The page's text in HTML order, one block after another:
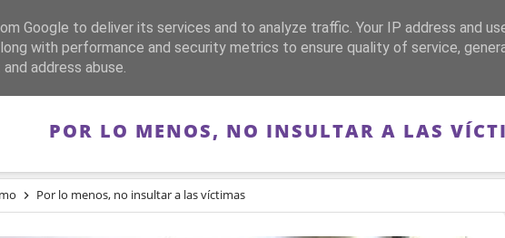
REPÚBLICA FRANQUISMO GUERRA DE ESPAÑA MEMORIA
POR LO MENOS, NO INSULTAR A LAS
Por lo menos, no insultar a las víctimas
Google to deliver its services and to analyze traffic. Your IP address and
with performance and security metrics to ensure quality of service,
address abuse.